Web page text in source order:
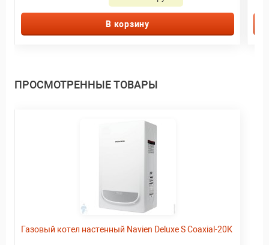
В корзину
ПРОСМОТРЕННЫЕ ТОВАРЫ
Газовый котел настенный Navien Deluxe S Coaxial-20К